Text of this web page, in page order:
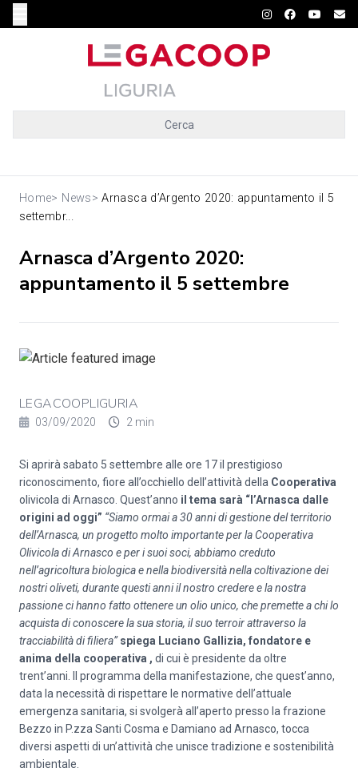
Cerca
Home> News> Arnasca d’Argento 2020: appuntamento il 5
settembr...
Arnasca d’Argento 2020:
appuntamento il 5 settembre
LEGACOOPLIGURIA
03/09/2020 2 min
Si aprirà sabato 5 settembre alle ore 17 il prestigioso
riconoscimento, fiore all’occhiello dell’attività della Cooperativa
olivicola di Arnasco. Quest’anno il tema sarà “l’Arnasca dalle
origini ad oggi” “Siamo ormai a 30 anni di gestione del territorio
dell’Arnasca, un progetto molto importante per la Cooperativa
Olivicola di Arnasco e per i suoi soci, abbiamo creduto
nell’agricoltura biologica e nella biodiversità nella coltivazione dei
nostri oliveti, durante questi anni il nostro credere e la nostra
passione ci hanno fatto ottenere un olio unico, che premette a chi lo
acquista di conoscere la sua storia, il suo terroir attraverso la
tracciabilità di filiera” spiega Luciano Gallizia, fondatore e
anima della cooperativa , di cui è presidente da oltre
trent’anni. Il programma della manifestazione, che quest’anno,
data la necessità di rispettare le normative dell’attuale
emergenza sanitaria, si svolgerà all’aperto presso la frazione
Bezzo in P.zza Santi Cosma e Damiano ad Arnasco, tocca
diversi aspetti di un’attività che unisce tradizione e sostenibilità
ambientale.